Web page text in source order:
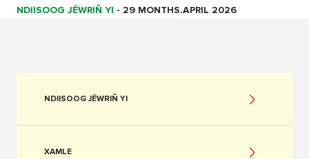
NDIISOOG JËWRIÑ YI - 29 MONTHS.APRIL 2026
NDIISOOG JËWRIÑ YI
XAMLE